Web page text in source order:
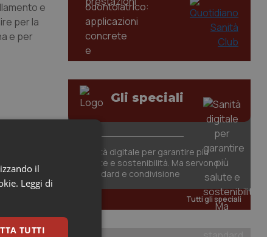
e
per la
e per
Gli speciali
Sanità digitale per garantire più
salute e sostenibilità. Ma servono
standard e condivisione
Tutti gli speciali
il
Leggi di
TUTTI